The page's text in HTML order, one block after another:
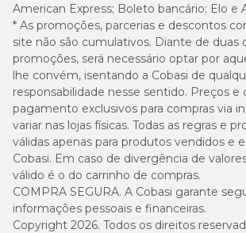
American Express; Boleto bancário; Elo e
* As promoções, parcerias e descontos
site não são cumulativos. Diante de duas
promoções, será necessário optar por
lhe convém, isentando a Cobasi de
responsabilidade nesse sentido. Preços e
pagamento exclusivos para compras via
variar nas lojas físicas. Todas as regras e
válidas apenas para produtos vendidos e
Cobasi. Em caso de divergência de
válido é o do carrinho de compras.
COMPRA SEGURA. A Cobasi garante
informações pessoais e financeiras.
Copyright 2026. Todos os direitos